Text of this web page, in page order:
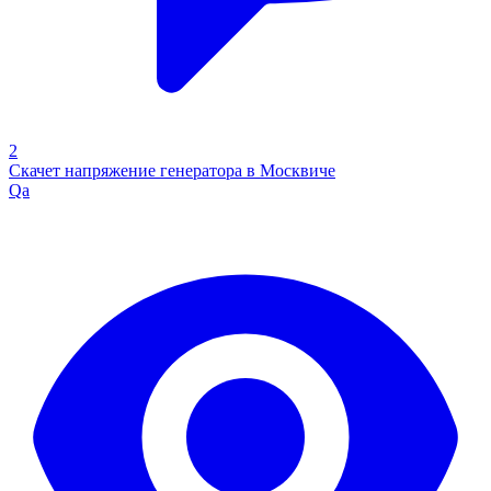
2
Скачет напряжение генератора в Москвиче
Qa